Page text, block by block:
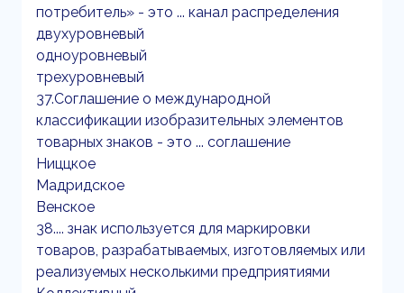
потребитель» - это ... канал распределения
двухуровневый
одноуровневый
трехуровневый
37.Соглашение о международной
классификации изобразительных элементов
товарных знаков - это ... соглашение
Ниццкое
Мадридское
Венское
38.... знак используется для маркировки
товаров, разрабатываемых, изготовляемых или
реализуемых несколькими предприятиями